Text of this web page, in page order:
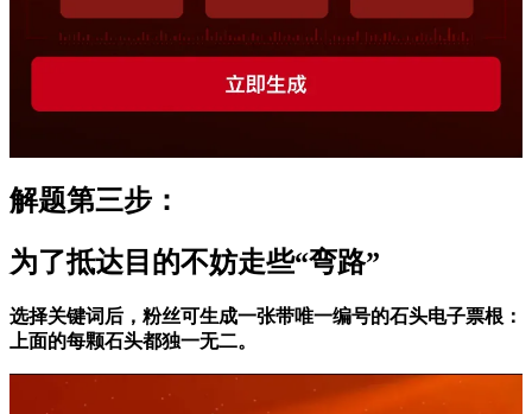
解题第三步：
为了抵达目的不妨走些“弯路”
选择关键词后，粉丝可生成一张带唯一编号的石头电子票根：
上面的每颗石头都独一无二。